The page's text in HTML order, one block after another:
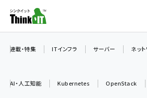
ン
連載・特集 ITインフラ サーバー ネッ
AI・人工知能 Kubernetes OpenStack